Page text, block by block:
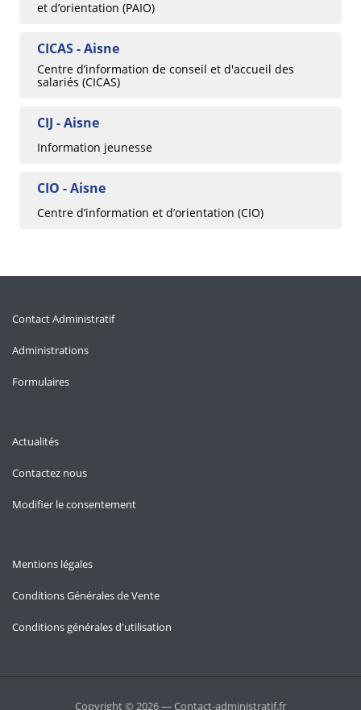
et d’orientation (PAIO)
CICAS - Aisne
Centre d’information de conseil et d'accueil des
salariés (CICAS)
CIJ - Aisne
Information jeunesse
CIO - Aisne
Centre d’information et d’orientation (CIO)
Contact Administratif
Administrations
Formulaires
Actualités
Contactez nous
Modifier le consentement
Mentions légales
Conditions Générales de Vente
Conditions générales d'utilisation
Copyright © 2026 — Contact-administratif.fr